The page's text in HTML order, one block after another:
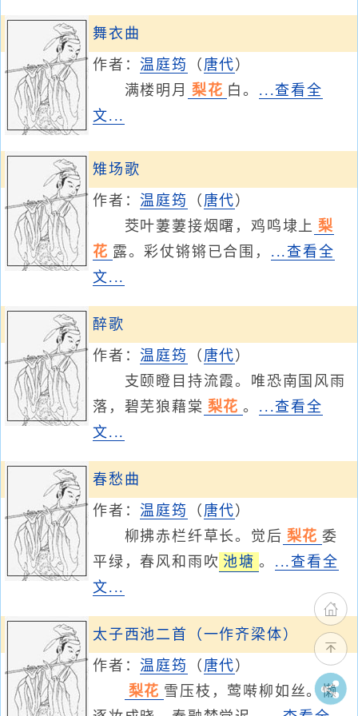
舞衣曲
作者：温庭筠 （ 唐代 ）
满楼明月 梨花 白。 ...查看全
文...
雉场歌
作者：温庭筠 （ 唐代 ）
茭叶萋萋接烟曙，鸡鸣埭上 梨
花 露。彩仗锵锵已合围， ...查看全
文...
醉歌
作者：温庭筠 （ 唐代 ）
支颐瞪目持流霞。唯恐南国风雨
落，碧芜狼藉棠 梨花 。 ...查看全
文...
春愁曲
作者：温庭筠 （ 唐代 ）
柳拂赤栏纤草长。觉后 梨花 委
平绿，春风和雨吹 池塘 。 ...查看全
文...
太子西池二首（一作齐梁体）
作者：温庭筠 （ 唐代 ）
梨花 雪压枝，莺啭柳如丝。懒